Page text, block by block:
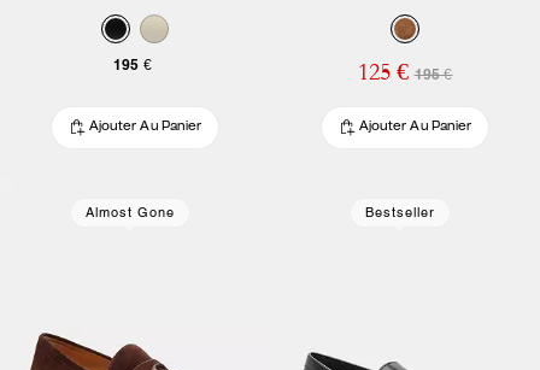
195 €
Ajouter Au Panier
125 € 195 €
Ajouter Au Panier
Almost Gone Bestseller